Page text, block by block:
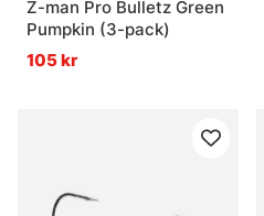
Z-man Pro Bulletz Green
Pumpkin (3-pack)
105 kr